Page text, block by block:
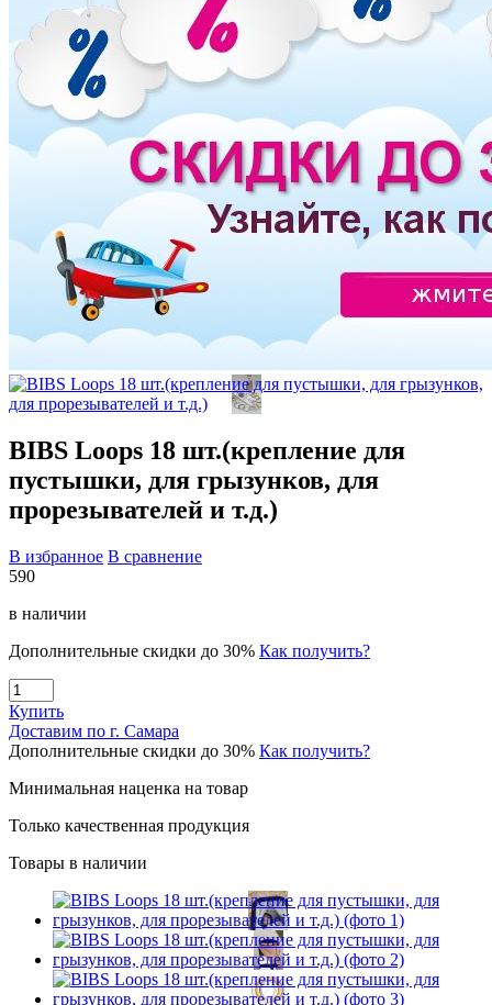
BIBS Loops 18 шт.(крепление для
пустышки, для грызунков, для
прорезывателей и т.д.)
В избранное В сравнение
590
в наличии
Дополнительные скидки до 30% Как получить?
Купить
Доставим по г. Самара
Дополнительные скидки до 30% Как получить?
Минимальная наценка на товар
Только качественная продукция
Товары в наличии